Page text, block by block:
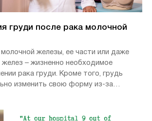
груди после рака молочной
железы, ее части или даже
– жизненно необходимое
рака груди. Кроме того, грудь
изменить свою форму из-за